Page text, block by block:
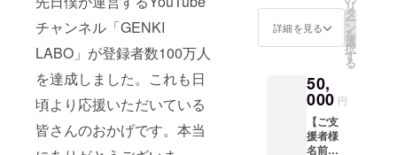
チャンネル「GENKI
LABO」が登録者数100万人
を達成しました。これも日
頃より応援いただいている
皆さんのおかげです。本当
す。）
※高校生
以下の
保護者2
名まで
付き添
い可能
です。
備考欄
ダム未
発売ネ
クタイ1
す。
丈：
105 肩
幅：
胸
囲：
114 胴
衣：
108 ※お
渡し会
済みで
す） ご
購入い
は、ラ
ボにお
越しい
ただ
き、白
衣授与
番最初
に使っ
ていた
（男性
用Lサイ
ズ） 使
用済み
のため
汚れも
詳細を見る
リ
タ
ー
ン
を
選
択
す
る
50,
000 円
【ご支
援者様
名前掲